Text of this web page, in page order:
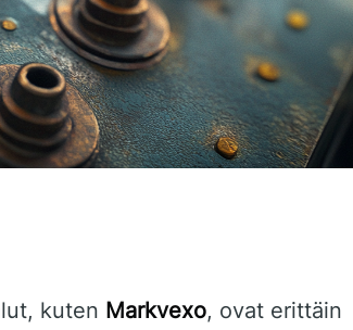
kuten Markvexo, ovat erittäin